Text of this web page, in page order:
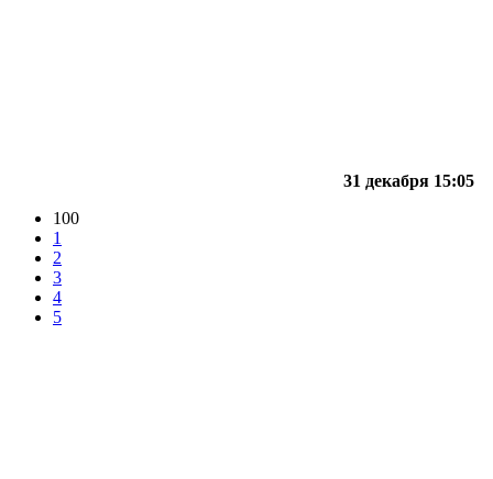
31 декабря 15:05
100
1
2
3
4
5